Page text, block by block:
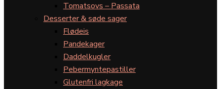
Tomatsovs – Passata
Desserter & søde sager
Flødeis
Pandekager
Daddelkugler
Pebermyntepastiller
Glutenfri lagkage